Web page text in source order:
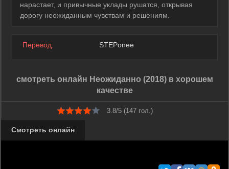
нарастает, и привычные уклады рушатся, открывая
дорогу неожиданным чувствам и решениям.
Перевод: STEPonee
смотреть онлайн Неожиданно (2018) в хорошем
качестве
3.8/5 (147гол.)
Смотреть онлайн